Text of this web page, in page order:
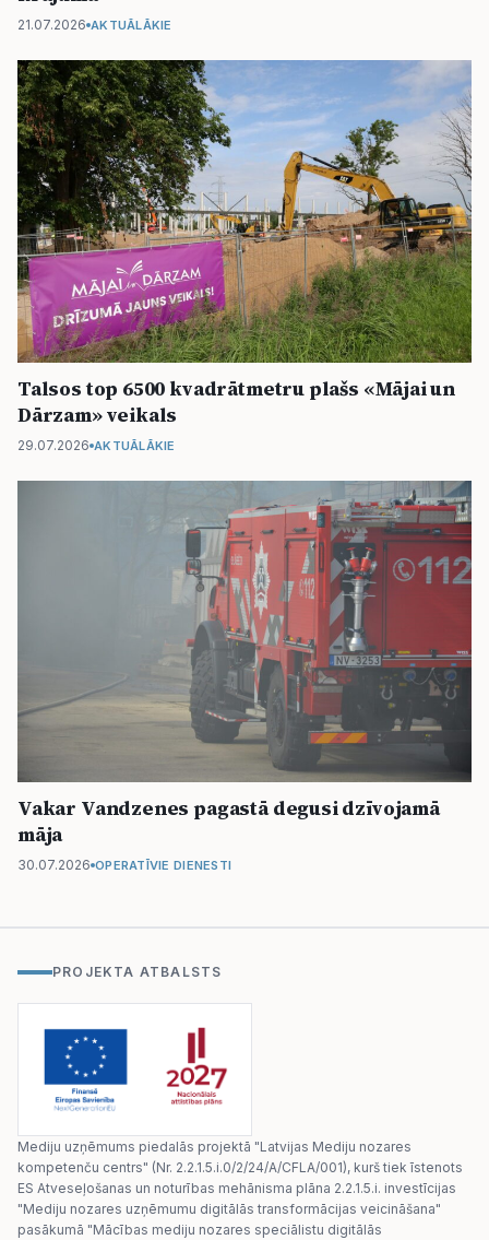
21.07.2026 AKTUĀLĀKIE
Talsos top 6500 kvadrātmetru plašs «Mājai un
Dārzam» veikals
29.07.2026 AKTUĀLĀKIE
Vakar Vandzenes pagastā degusi dzīvojamā
māja
30.07.2026 OPERATĪVIE DIENESTI
PROJEKTA ATBALSTS
Mediju uzņēmums piedalās projektā "Latvijas Mediju nozares
kompetenču centrs" (Nr. 2.2.1.5.i.0/2/24/A/CFLA/001), kurš tiek īstenots
ES Atveseļošanas un noturības mehānisma plāna 2.2.1.5.i. investīcijas
"Mediju nozares uzņēmumu digitālās transformācijas veicināšana"
pasākumā "Mācības mediju nozares speciālistu digitālās